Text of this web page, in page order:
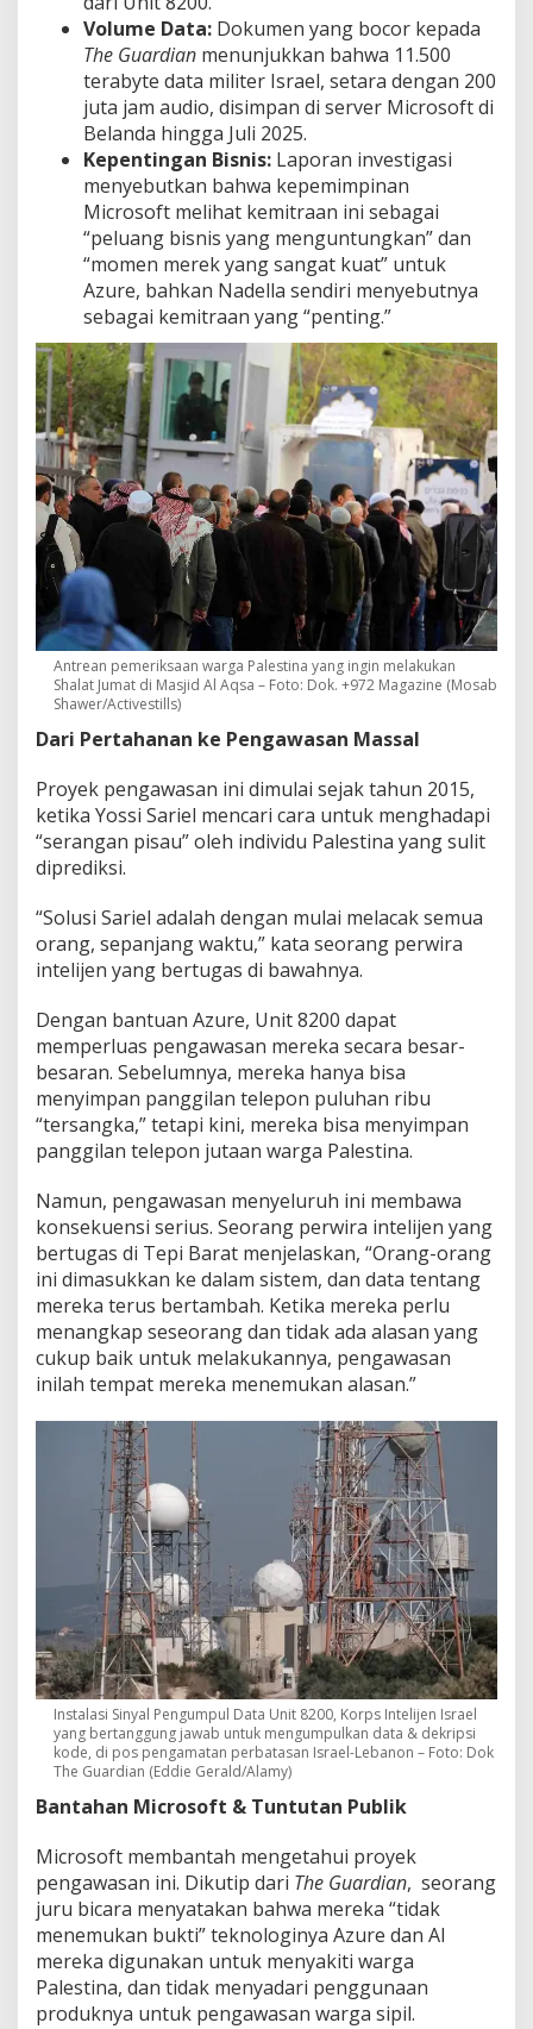
Volume Data: Dokumen yang bocor kepada
The Guardian menunjukkan bahwa 11.500
terabyte data militer Israel, setara dengan 200
juta jam audio, disimpan di server Microsoft di
Belanda hingga Juli 2025.
Kepentingan Bisnis: Laporan investigasi
menyebutkan bahwa kepemimpinan
Microsoft melihat kemitraan ini sebagai
“peluang bisnis yang menguntungkan” dan
“momen merek yang sangat kuat” untuk
Azure, bahkan Nadella sendiri menyebutnya
sebagai kemitraan yang “penting.”
Antrean pemeriksaan warga Palestina yang ingin melakukan
Shalat Jumat di Masjid Al Aqsa – Foto: Dok. +972 Magazine (Mosab
Shawer/Activestills)
Dari Pertahanan ke Pengawasan Massal
Proyek pengawasan ini dimulai sejak tahun 2015,
ketika Yossi Sariel mencari cara untuk menghadapi
“serangan pisau” oleh individu Palestina yang sulit
diprediksi.
“Solusi Sariel adalah dengan mulai melacak semua
orang, sepanjang waktu,” kata seorang perwira
intelijen yang bertugas di bawahnya.
Dengan bantuan Azure, Unit 8200 dapat
memperluas pengawasan mereka secara besar-
besaran. Sebelumnya, mereka hanya bisa
menyimpan panggilan telepon puluhan ribu
“tersangka,” tetapi kini, mereka bisa menyimpan
panggilan telepon jutaan warga Palestina.
Namun, pengawasan menyeluruh ini membawa
konsekuensi serius. Seorang perwira intelijen yang
bertugas di Tepi Barat menjelaskan, “Orang-orang
ini dimasukkan ke dalam sistem, dan data tentang
mereka terus bertambah. Ketika mereka perlu
menangkap seseorang dan tidak ada alasan yang
cukup baik untuk melakukannya, pengawasan
inilah tempat mereka menemukan alasan.”
Instalasi Sinyal Pengumpul Data Unit 8200, Korps Intelijen Israel
yang bertanggung jawab untuk mengumpulkan data & dekripsi
kode, di pos pengamatan perbatasan Israel-Lebanon – Foto: Dok
The Guardian (Eddie Gerald/Alamy)
Bantahan Microsoft & Tuntutan Publik
Microsoft membantah mengetahui proyek
pengawasan ini. Dikutip dari The Guardian, seorang
juru bicara menyatakan bahwa mereka “tidak
menemukan bukti” teknologinya Azure dan AI
mereka digunakan untuk menyakiti warga
Palestina, dan tidak menyadari penggunaan
produknya untuk pengawasan warga sipil.